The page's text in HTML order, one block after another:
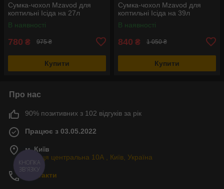
Сумка-чохол Mzavod для
коптильні Ісіда на 27л
В наявності
780 ₴ 975 ₴
Купити
Сумка-чохол Mzavod для
коптильні Ісіда на 39л
В наявності
840 ₴ 1 050 ₴
Купити
Про нас
90% позитивних з 102 відгуків за рік
Працює з 03.05.2022
м. Київ
Вулиця центральна 10А , Київ, Україна
Контакти
КНОПКА
ЗВ'ЯЗКУ